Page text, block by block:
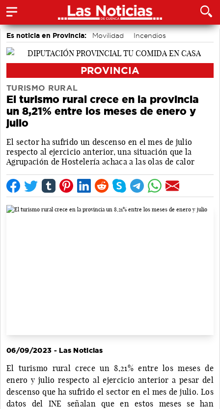
Es noticia en Provincia: Movilidad
Incendios
Medio Ambiente
PROVINCIA
TURISMO RURAL
El turismo rural crece en la provincia
un 8,21% entre los meses de enero y
julio
El sector ha sufrido un descenso en el mes de julio
respecto al ejercicio anterior, una situación que la
Agrupación de Hostelería achaca a las olas de calor
06/09/2023 - Las Noticias
El turismo rural crece un 8,21% entre los meses de
enero y julio respecto al ejercicio anterior a pesar del
descenso que ha sufrido el sector en el mes de julio. Los
datos del INE señalan que en estos meses se han